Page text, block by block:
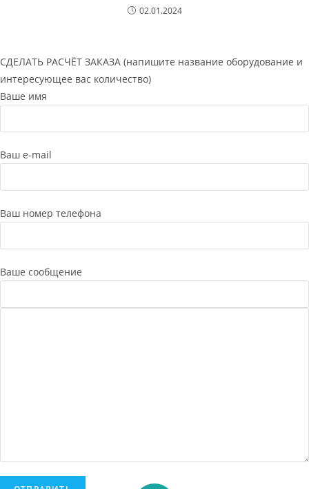
02.01.2024
СДЕЛАТЬ РАСЧЁТ ЗАКАЗА (напишите название оборудование и
интересующее вас количество)
Ваше имя
Ваш e-mail
Ваш номер телефона
Ваше сообщение